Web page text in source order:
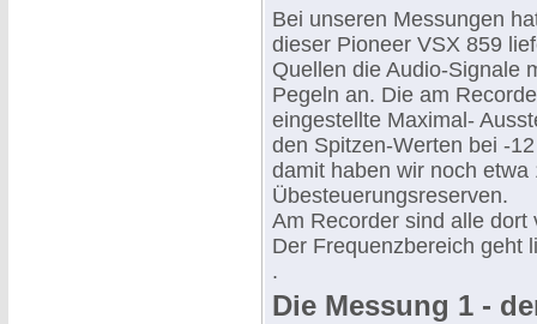
Bei unseren Messungen
dieser Pioneer VSX 859
Quellen die Audio-Signale
Pegeln an. Die am
eingestellte Maximal-
den Spitzen-Werten bei -
damit haben wir noch
Übesteuerungsreserven.
Am Recorder sind alle
Der Frequenzbereich geht
.
Die Messung 1 -